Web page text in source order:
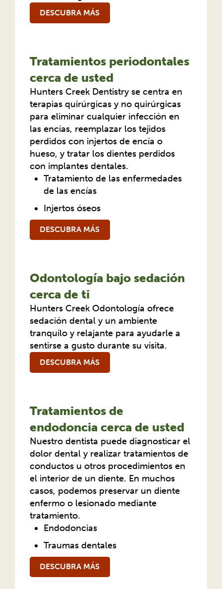
DESCUBRA MÁS
Tratamientos periodontales
cerca de usted
Hunters Creek Dentistry se centra en
terapias quirúrgicas y no quirúrgicas
para eliminar cualquier infección en
las encías, reemplazar los tejidos
perdidos con injertos de encía o
hueso, y tratar los dientes perdidos
con implantes dentales.
Tratamiento de las enfermedades
de las encías
Injertos óseos
DESCUBRA MÁS
Odontología bajo sedación
cerca de ti
Hunters Creek Odontología ofrece
sedación dental y un ambiente
tranquilo y relajante para ayudarle a
sentirse a gusto durante su visita.
DESCUBRA MÁS
Tratamientos de
endodoncia cerca de usted
Nuestro dentista puede diagnosticar el
dolor dental y realizar tratamientos de
conductos u otros procedimientos en
el interior de un diente. En muchos
casos, podemos preservar un diente
enfermo o lesionado mediante
tratamiento.
Endodoncias
Traumas dentales
DESCUBRA MÁS